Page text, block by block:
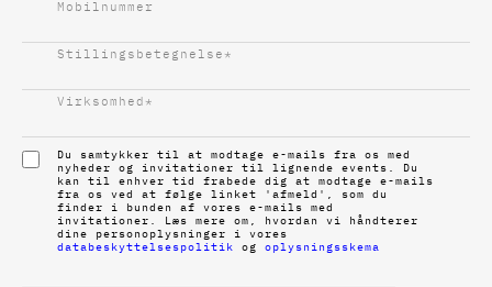
Mobilnummer
Stillingsbetegnelse *
Virksomhed *
Du samtykker til at modtage e-mails fra os med
nyheder og invitationer til lignende events. Du
kan til enhver tid frabede dig at modtage e-mails
fra os ved at følge linket 'afmeld', som du
finder i bunden af vores e-mails med
invitationer. Læs mere om, hvordan vi håndterer
dine personoplysninger i vores
databeskyttelsespolitik og oplysningsskema